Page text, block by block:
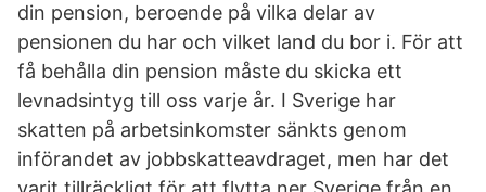
din pension, beroende på vilka delar av
pensionen du har och vilket land du bor i. För att
få behålla din pension måste du skicka ett
levnadsintyg till oss varje år. I Sverige har
skatten på arbetsinkomster sänkts genom
införandet av jobbskatteavdraget, men har det